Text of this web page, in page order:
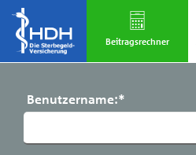
Skip
main
content
Beitrags­rechner
Benutzername:*